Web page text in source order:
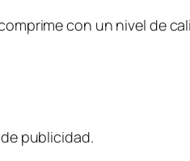
con un nivel de
publicidad.